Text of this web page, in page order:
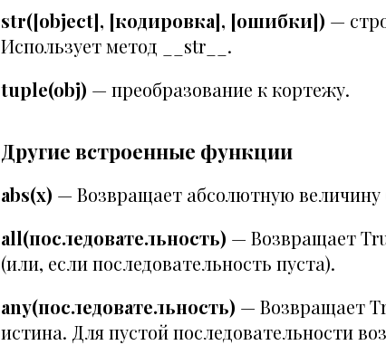
str([object], [кодировка], [ошибки]) —
Использует метод __str__.
tuple(obj) — преобразование к кортежу.
Другие встроенные функции
abs(x) — Возвращает абсолютную величину
all(последовательность) — Возвращает
(или, если последовательность пуста).
any(последовательность) — Возвращает
истина. Для пустой последовательности